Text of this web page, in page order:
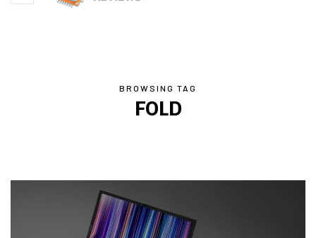
BROWSING TAG
FOLD